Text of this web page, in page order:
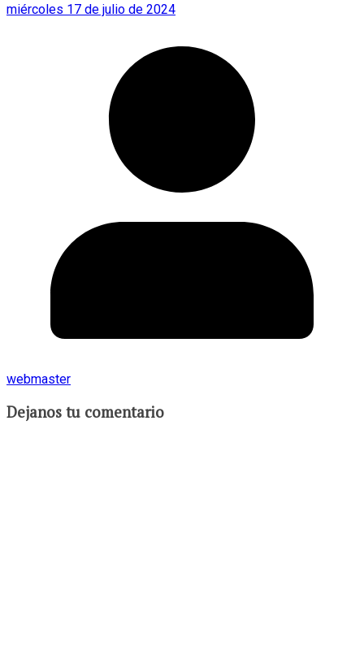
miércoles 17 de julio de 2024
webmaster
Dejanos tu comentario